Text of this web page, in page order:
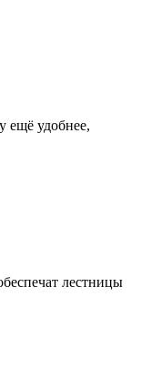
ещё удобнее,
лестницы